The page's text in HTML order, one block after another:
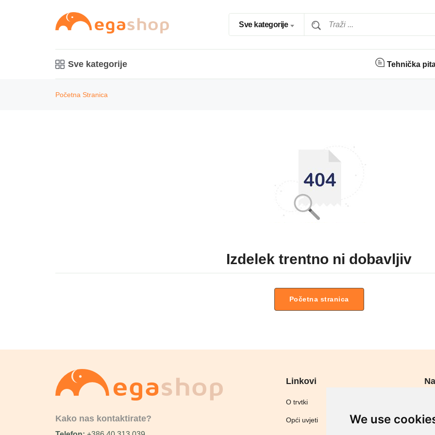
We use
Sve kategorije
Sve kategorije Tehnička
Početna Stranica
Izdelek trentno ni dobavljiv
Početna stranica
Kako nas kontaktirate?
Linkovi
O trvtki
Opći uvjeti